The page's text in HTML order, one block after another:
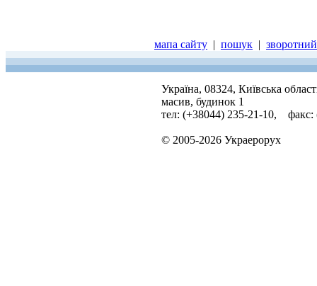
мапа сайту | пошук |
Україна, 08324, Київська
масив, будинок 1
тел: (+38044) 235-21-10, факс:
© 2005-2026 Украерорух